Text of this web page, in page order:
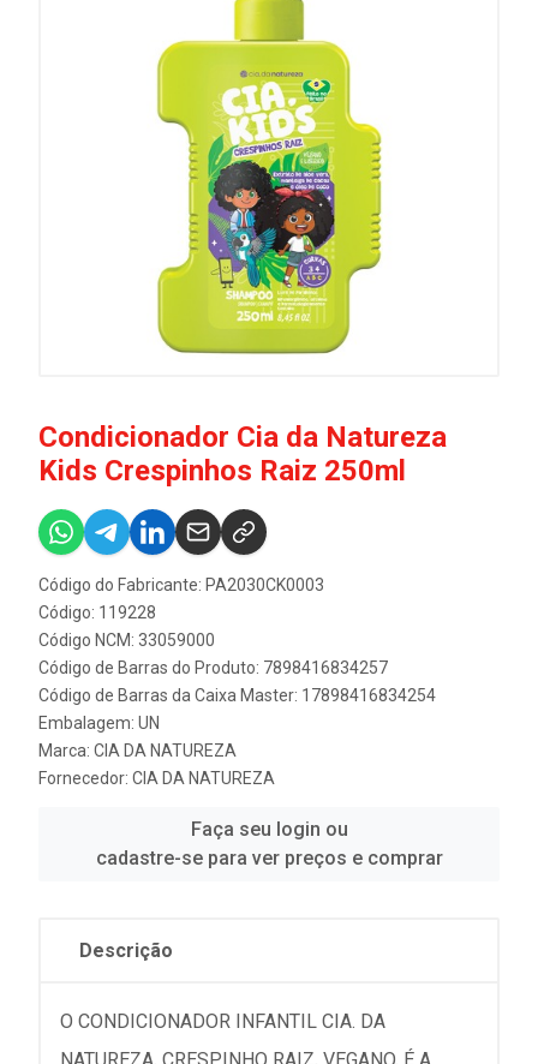
Condicionador Cia da Natureza
Kids Crespinhos Raiz 250ml
Código do Fabricante: PA2030CK0003
Código: 119228
Código NCM: 33059000
Código de Barras do Produto: 7898416834257
Código de Barras da Caixa Master: 17898416834254
Embalagem: UN
Marca: CIA DA NATUREZA
Fornecedor: CIA DA NATUREZA
Faça seu login ou
cadastre-se para ver preços e comprar
Descrição
O CONDICIONADOR INFANTIL CIA. DA